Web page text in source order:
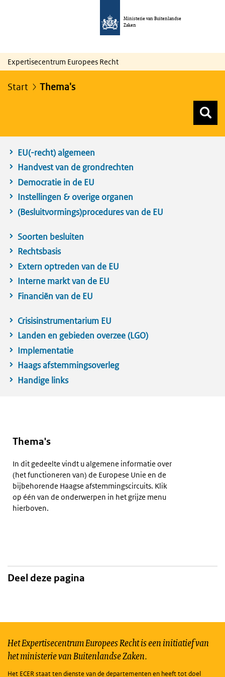
Ministerie van Buitenlandse
Zaken
Expertisecentrum Europees Recht
Start Thema's
EU(-recht) algemeen
Handvest van de grondrechten
Democratie in de EU
Instellingen & overige organen
(Besluitvormings)procedures van de EU
Soorten besluiten
Rechtsbasis
Extern optreden van de EU
Interne markt van de EU
Financiën van de EU
Crisisinstrumentarium EU
Landen en gebieden overzee (LGO)
Implementatie
Haags afstemmingsoverleg
Handige links
Thema's
In dit gedeelte vindt u algemene informatie over
(het functioneren van) de Europese Unie en de
bijbehorende Haagse afstemmingscircuits. Klik
op één van de onderwerpen in het grijze menu
hierboven.
Deel deze pagina
Het Expertisecentrum Europees Recht is een initiatief van
het ministerie van Buitenlandse Zaken.
Het ECER staat ten dienste van de departementen en heeft tot doel